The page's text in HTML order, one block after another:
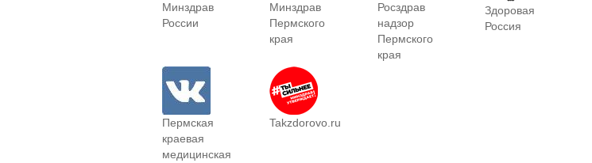
Минздрав
России
Минздрав
Пермского
края
Росздрав
надзор
Пермского
края
Здоровая
Россия
Пермская
краевая
медицинская
Takzdorovo.ru